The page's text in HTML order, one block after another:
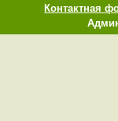
Контактная